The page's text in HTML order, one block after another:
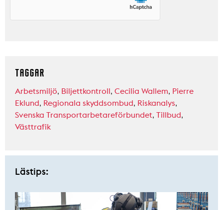
TAGGAR
Arbetsmiljö, Biljettkontroll, Cecilia Wallem, Pierre
Eklund, Regionala skyddsombud, Riskanalys,
Svenska Transportarbetareförbundet, Tillbud,
Västtrafik
Lästips: